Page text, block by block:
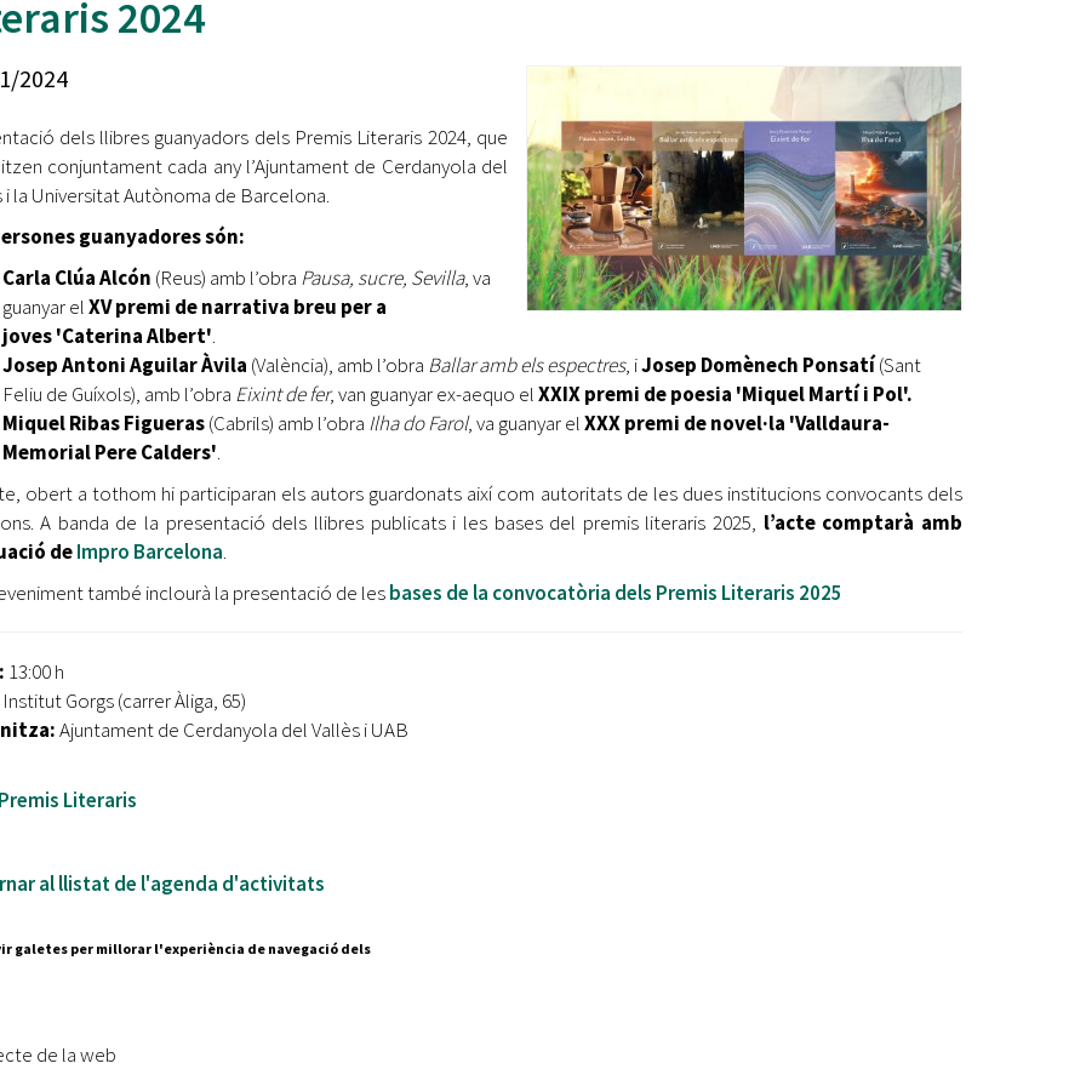
Retiment de Comptes
Accés a Informació Pública
Dades Obertes
Catàleg de Serveis i Tràmits
Oberta la convocatòria d'Ajuts per a l'autoocupació
jove 2026
Cerdanyola opta a més de 5 milions d'euros del Pla de
l'entorn de l'avinguda Catalunya
El FIT presenta el cartell de la seva 16a edició i dona el
L’Ajuntament reparteix ulleres gratuïtes per veure
l'eclipsi solar
Entitats
Equipaments
Mercats Municipals
Webs Municipals
2024
2024
dels llibres guanyadors dels Premis Literaris 2024, que
conjuntament cada any l’Ajuntament de Cerdanyola del
i la Universitat Autònoma de Barcelona.
guanyadores són:
Carla Clúa Alcón (Reus) amb l’obra Pausa, sucre, Sevilla, va
guanyar elXV premi de narrativa breu per a
joves 'Caterina Albert'.
Josep Antoni Aguilar Àvila (València), amb l’obra Ballar amb els espectres, iJosep Domènech Ponsatí(Sant
Feliu de Guíxols), amb l’obra Eixint de fer, van guanyar ex-aequo elXXIX premi de poesia 'Miquel Martí i Pol'.
Miquel Ribas Figueras(Cabrils) amb l’obra Ilha do Farol, va guanyar elXXX premi de novel·la 'Valldaura-
Memorial Pere Calders'.
obert a tothom hi participaran els autors guardonats així com autoritats de les dues institucions convocants dels
A banda de la presentació dels llibres publicats i les bases del premis literaris 2025, l’acte comptarà amb
deImpro Barcelona.
també inclourà la presentació de les bases de la convocatòria dels Premis Literaris 2025
13:00 h
Institut Gorgs (carrer Àliga, 65)
Ajuntament de Cerdanyola del Vallès i UAB
Literaris
al llistat de l'agenda d'activitats
88 88
galetes per millorar l'experiència de navegació dels
de la web